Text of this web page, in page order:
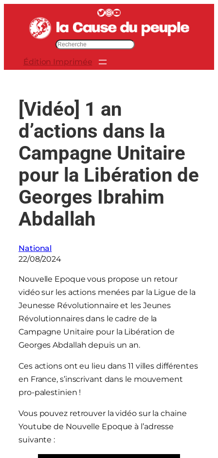
contenu
Twitter InstagramYouTube
r
h
e
Édition Imprimée
[Vidéo] 1 an
d’actions dans la
Campagne Unitaire
pour la Libération de
Georges Ibrahim
Abdallah
National
22/08/2024
Nouvelle Epoque vous propose un retour
vidéo sur les actions menées par la Ligue de la
Jeunesse Révolutionnaire et les Jeunes
Révolutionnaires dans le cadre de la
Campagne Unitaire pour la Libération de
Georges Abdallah depuis un an.
Ces actions ont eu lieu dans 11 villes différentes
en France, s’inscrivant dans le mouvement
pro-palestinien !
Vous pouvez retrouver la vidéo sur la chaine
Youtube de Nouvelle Epoque à l’adresse
suivante :